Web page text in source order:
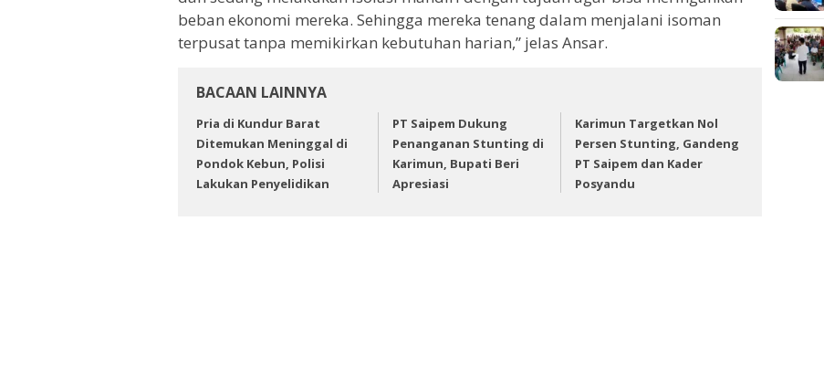
beban ekonomi mereka. Sehingga mereka tenang dalam menjalani isoman
terpusat tanpa memikirkan kebutuhan harian,” jelas Ansar.
BACAAN LAINNYA
Pria di Kundur Barat
Ditemukan Meninggal di
Pondok Kebun, Polisi
Lakukan Penyelidikan
PT Saipem Dukung
Penanganan Stunting di
Karimun, Bupati Beri
Apresiasi
Karimun Targetkan Nol
Persen Stunting, Gandeng
PT Saipem dan Kader
Posyandu